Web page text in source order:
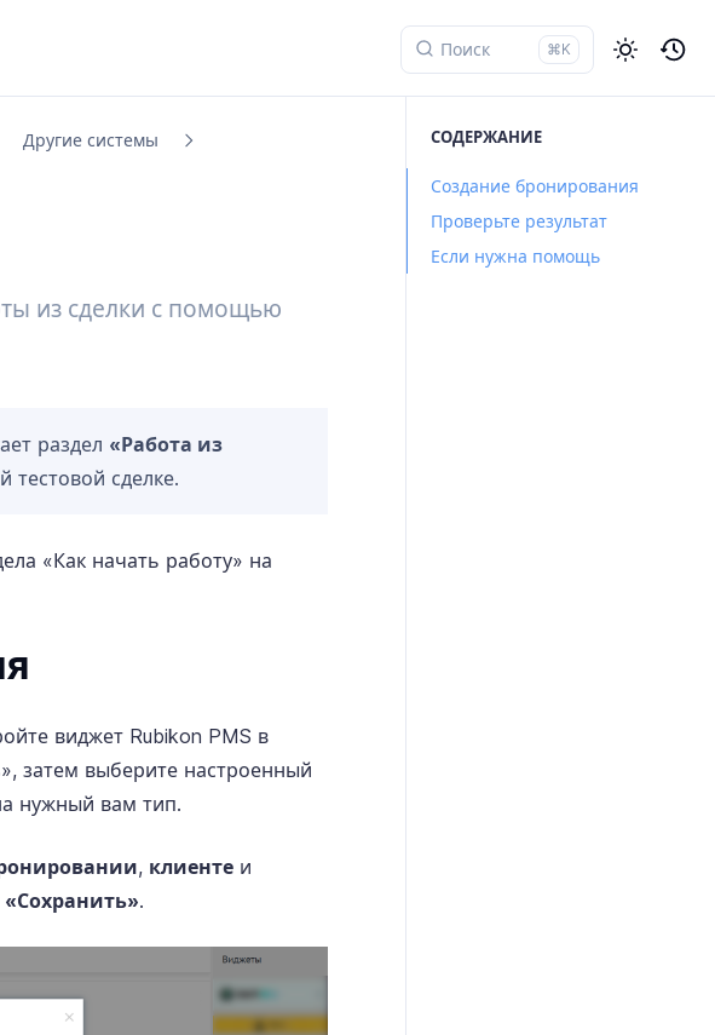
⌘K
Другие системы
из сделки с помощью
раздел «Работа из
сделке.
«Как начать работу» на
виджет Rubikon PMS в
затем выберите настроенный
нужный вам тип.
, клиенте и
«Сохранить».
СОДЕРЖАНИЕ
Создание бронирования
Проверьте результат
Если нужна помощь